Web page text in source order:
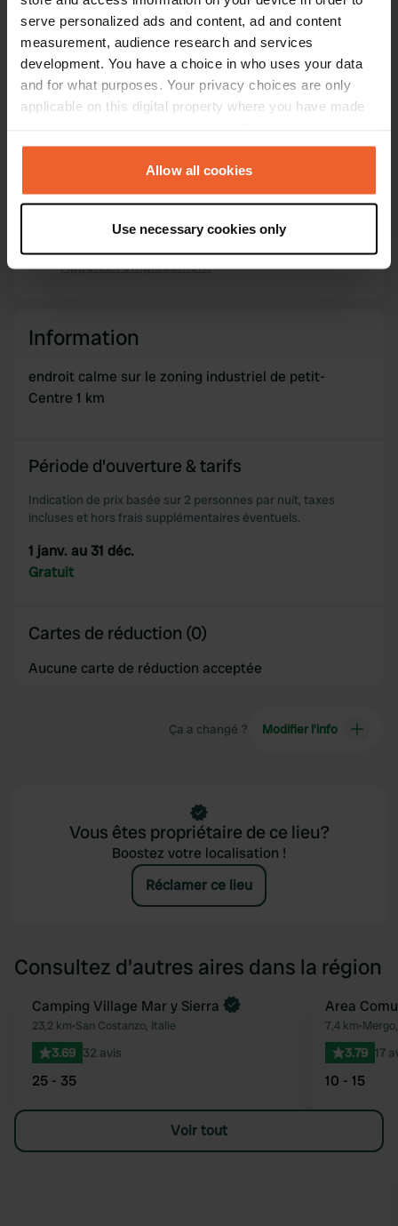
serve personalized ads and content, ad and content
measurement, audience research and services
development. You have a choice in who uses your data
and for what purposes. Your privacy choices are only
applicable on this digital property where you have made
any time from the Cookie Declaration or by clicking on
the Privacy trigger icon.
Collect information about your geographical location
which can be accurate to within several meters
and set your preferences in the
We use cookies to personalise content and ads, to
may combine it with other information that you’ve
provided to them or that they’ve collected from your use
of their services.
Allow all cookies
Use necessary cookies only
Copie
43.54055 13.02648
Code du site
15947
PRO+
Afficher sur la carte
Appelez l'emplacement Copie
Information
endroit calme sur le zoning industriel de petit-
Centre 1 km
Période d'ouverture & tarifs
Indication de prix basée sur 2 personnes par nuit, taxes
incluses et hors frais supplémentaires éventuels.
1 janv. au 31 déc.
Gratuit
Cartes de réduction (0)
Aucune carte de réduction acceptée
Ça a changé ? Modifier l’info
Vous êtes propriétaire de ce lieu?
Boostez votre localisation !
Réclamer ce lieu
Consultez d'autres aires dans la région
Préféré
Reserve maintenant
Camping Village Mar y Sierra
23,2 km•San Costanzo, Italie
3.69 32 avis
25 - 35
Area
7,4 km•
3.79 17
10 - 15
Voir tout